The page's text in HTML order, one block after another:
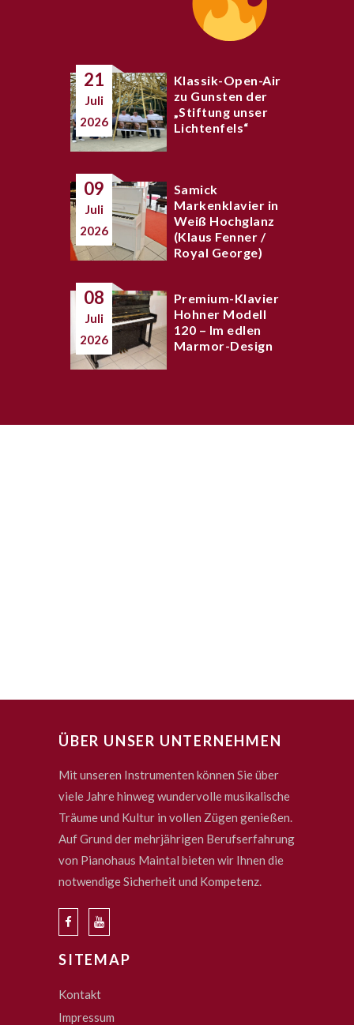
21
Juli
2026
Klassik-Open-Air
zu Gunsten der
„Stiftung unser
Lichtenfels“
09
Juli
2026
Samick
Markenklavier in
Weiß Hochglanz
(Klaus Fenner /
Royal George)
08
Juli
2026
Premium-Klavier
Hohner Modell
120 – Im edlen
Marmor-Design
ÜBER UNSER UNTERNEHMEN
Mit unseren Instrumenten können Sie über
viele Jahre hinweg wundervolle musikalische
Träume und Kultur in vollen Zügen genießen.
Auf Grund der mehrjährigen Berufserfahrung
von Pianohaus Maintal bieten wir Ihnen die
notwendige Sicherheit und Kompetenz.
SITEMAP
Kontakt
Impressum